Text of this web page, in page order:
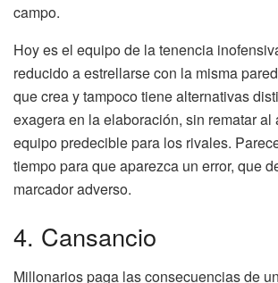
campo.
Hoy es el equipo de la tenencia
reducido a estrellarse con la misma
que crea y tampoco tiene alternativas
exagera en la elaboración, sin rematar al
equipo predecible para los rivales.
tiempo para que aparezca un error, que
marcador adverso.
4. Cansancio
Millonarios paga las consecuencias de